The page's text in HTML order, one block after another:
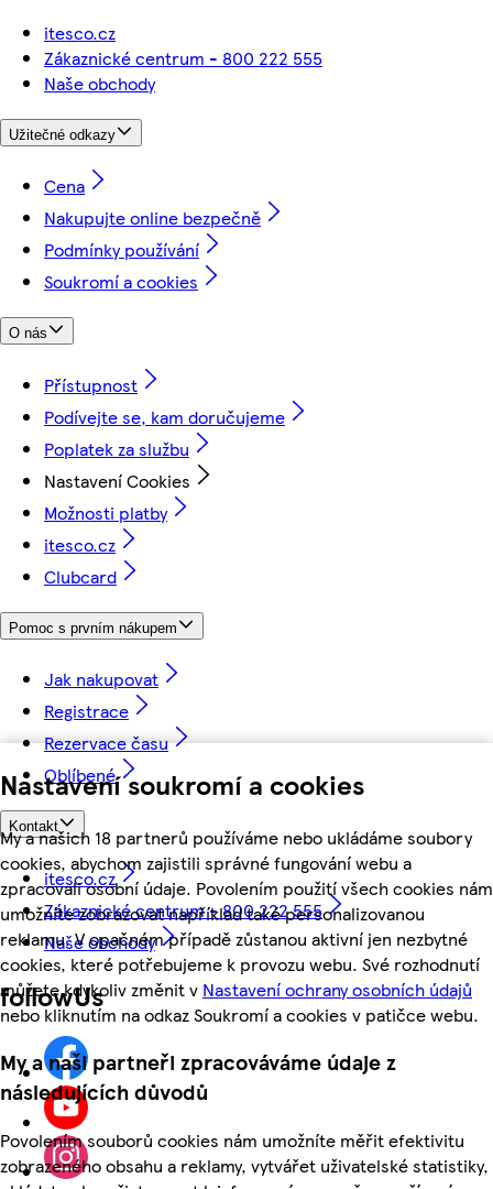
Nastavení soukromí a cookies
My a našich 18 partnerů používáme nebo ukládáme soubory
cookies, abychom zajistili správné fungování webu a
zpracovali osobní údaje. Povolením použití všech cookies nám
umožníte zobrazovat například také personalizovanou
reklamu. V opačném případě zůstanou aktivní jen nezbytné
cookies, které potřebujeme k provozu webu. Své rozhodnutí
můžete kdykoliv změnit v Nastavení ochrany osobních údajů
nebo kliknutím na odkaz Soukromí a cookies v patičce webu.
My a naši partneři zpracováváme údaje z
následujících důvodů
Povolením souborů cookies nám umožníte měřit efektivitu
zobrazeného obsahu a reklamy, vytvářet uživatelské statistiky,
itesco.cz
Zákaznické centrum - 800 222 555
Naše obchody
Užitečné odkazy
Cena
Nakupujte online bezpečně
Podmínky používání
Soukromí a cookies
O nás
Přístupnost
Podívejte se, kam doručujeme
Poplatek za službu
Nastavení Cookies
Možnosti platby
itesco.cz
Clubcard
Pomoc s prvním nákupem
Jak nakupovat
Registrace
Rezervace času
Oblíbené
Kontakt
itesco.cz
Zákaznické centrum - 800 222 555
Naše obchody
followUs